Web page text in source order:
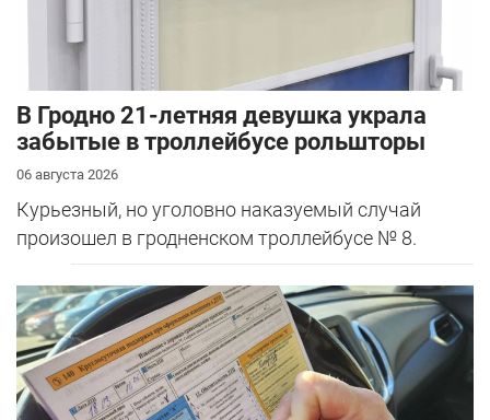
В Гродно 21-летняя девушка украла
забытые в троллейбусе рольшторы
06 августа 2026
Курьезный, но уголовно наказуемый случай
произошел в гродненском троллейбусе № 8.